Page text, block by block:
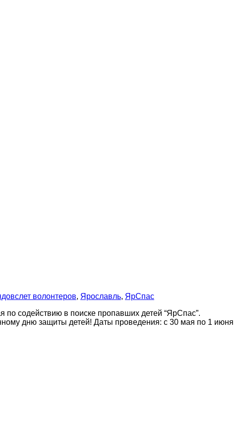
слет волонтеров, Ярославль, ЯрСпас
содействию в поиске пропавших детей “ЯрСпас”.
дню защиты детей! Даты проведения: с 30 мая по 1 июня